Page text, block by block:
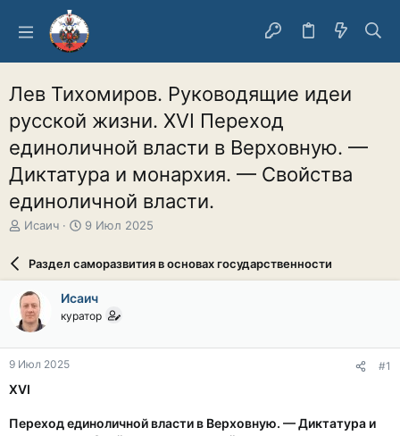
Лев Тихомиров. Руководящие идеи
русской жизни. XVI Переход
единоличной власти в Верховную. —
Диктатура и монархия. — Свойства
единоличной власти.
А
о
р
т
е
м
ы
Исаич
Д
а
а
ч
л
9 Июл 2025
Раздел саморазвития в основах государственности
Исаич
куратор
9 Июл 2025 #1
XVI
Переход единоличной власти в Верховную. — Диктатура и